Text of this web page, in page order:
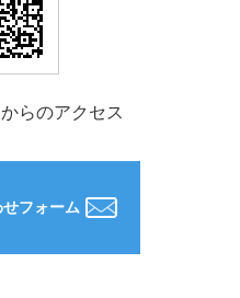
らのアクセス
フォーム